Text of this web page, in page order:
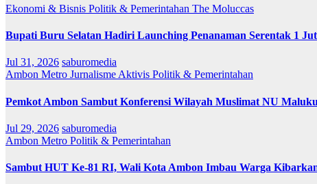
Ekonomi & Bisnis Politik & Pemerintahan The Moluccas
Bupati Buru Selatan Hadiri Launching Penanaman Serentak 1
Jul 31, 2026 saburomedia
Ambon Metro Jurnalisme Aktivis Politik & Pemerintahan
Pemkot Ambon Sambut Konferensi Wilayah Muslimat NU
Jul 29, 2026 saburomedia
Ambon Metro Politik & Pemerintahan
Sambut HUT Ke-81 RI, Wali Kota Ambon Imbau Warga